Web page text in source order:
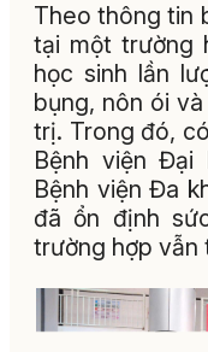
Theo thông tin
tại một trường
học sinh lần
bụng, nôn ói
trị. Trong đó,
Bệnh viện
Bệnh viện Đa
đã ổn định
trường hợp vẫn